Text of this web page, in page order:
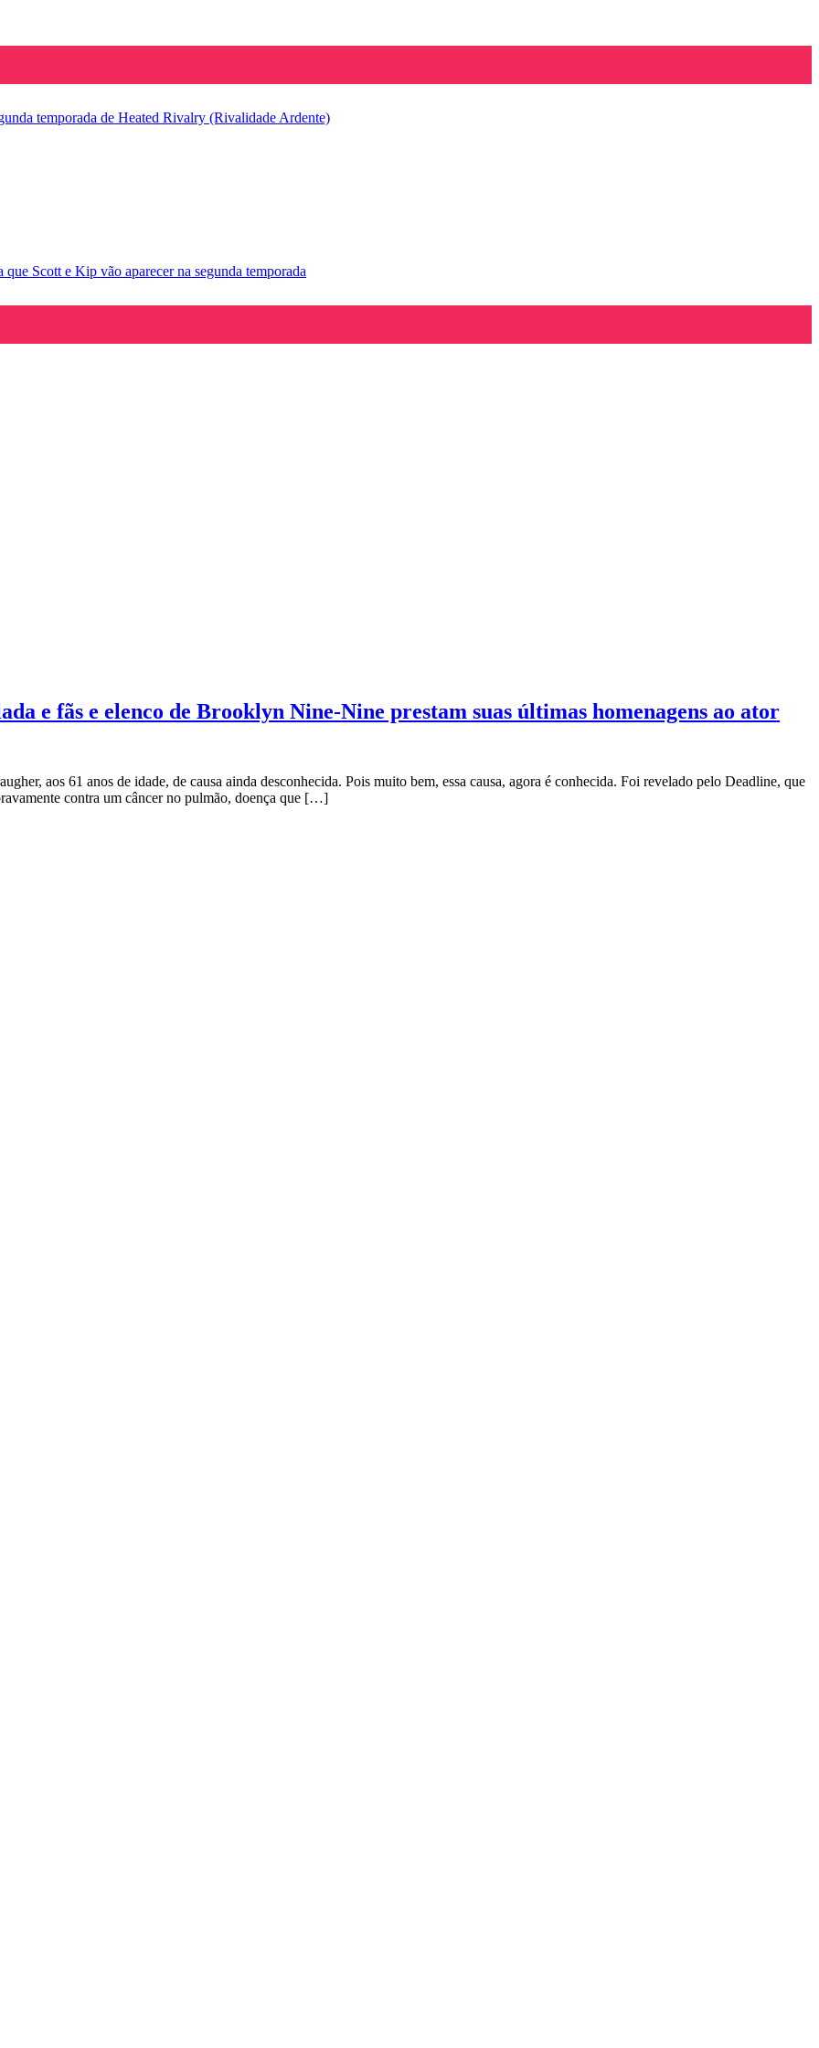
temporada de Heated Rivalry (Rivalidade Ardente)
Scott e Kip vão aparecer na segunda temporada
e fãs e elenco de Brooklyn Nine-Nine prestam suas últimas homenagens ao ator
aos 61 anos de idade, de causa ainda desconhecida. Pois muito bem, essa causa, agora é conhecida. Foi revelado pelo Deadline, que
contra um câncer no pulmão, doença que […]